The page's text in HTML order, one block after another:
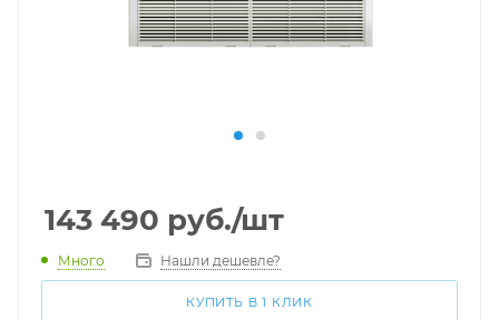
143 490 руб./шт
Много Нашли дешевле?
КУПИТЬ В 1 КЛИК